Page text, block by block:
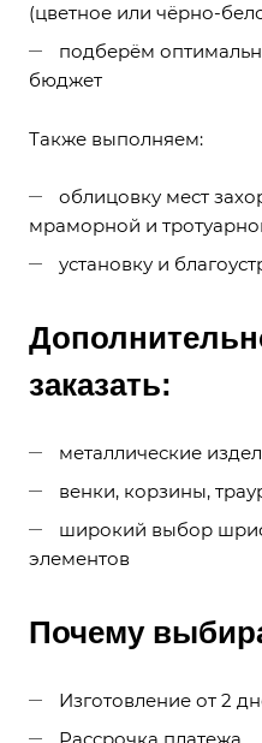
(цветное или чёрно-
подберём
бюджет
Также выполняем:
облицовку мест
мраморной и
установку и
заказать:
металлические
венки, корзины,
широкий выбор
элементов
Почему
Изготовление от 2